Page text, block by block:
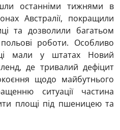
останніми тижнями в
Австралії, покращили
та дозволили багатьом
роботи. Особливо
мали у штатах Новий
де тривалий дефіцит
щодо майбутнього
ситуації частина
площі під пшеницею та